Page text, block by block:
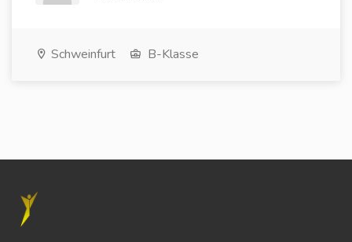
Schweinfurt B-Klasse